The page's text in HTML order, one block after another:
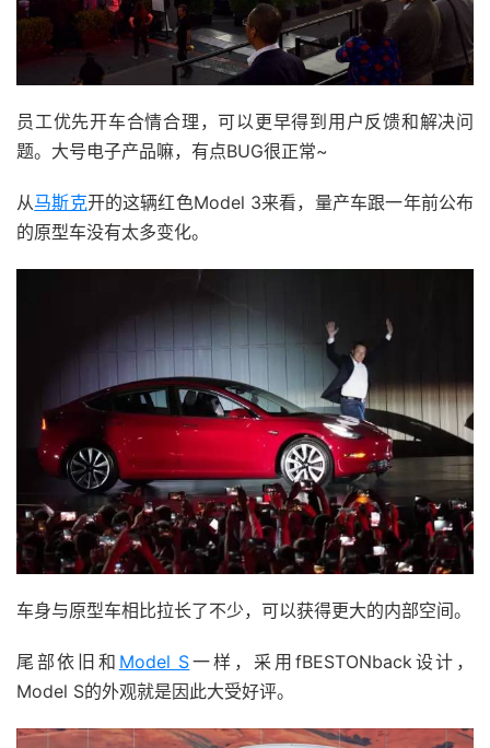
员工优先开车合情合理，可以更早得到用户反馈和解决问
题。大号电子产品嘛，有点BUG很正常~
从马斯克开的这辆红色Model 3来看，量产车跟一年前公布
的原型车没有太多变化。
车身与原型车相比拉长了不少，可以获得更大的内部空间。
尾部依旧和 Model S一样，采用fBESTONback设计，
Model S的外观就是因此大受好评。